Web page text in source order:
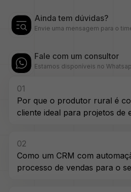
Ainda tem dúvidas?
Envie uma mensagem para o
Fale com um consultor
Estamos disponíveis no
01
Por que o produtor rural é
cliente ideal para projetos de
02
Como um CRM com
processo de vendas para o